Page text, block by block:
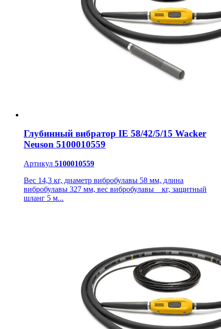
Глубинный вибратор IE 58/42/5/15 Wacker
Neuson 5100010559
Артикул 5100010559
Вес 14,3 кг, диаметр вибробулавы 58 мм, длина
вибробулавы 327 мм, вес вибробулавы _ кг, защитный
шланг 5 м...